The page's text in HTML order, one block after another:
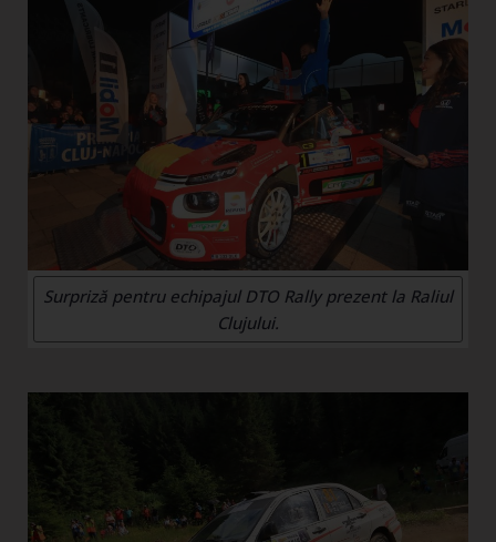
Surpriză pentru echipajul DTO Rally prezent la Raliul
Clujului.